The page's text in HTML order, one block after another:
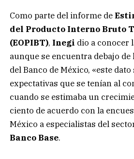
Como parte del informe de
del Producto Interno Bruto
(EOPIBT), Inegi dio a conocer
aunque se encuentra debajo
del Banco de México, «este
expectativas que se tenían al
cuando se estimaba un
ciento de acuerdo con la
México a especialistas del
Banco Base.